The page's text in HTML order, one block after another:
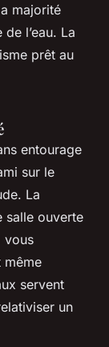
majorité
l’eau. La
prêt au
entourage
sur le
La
salle ouverte
vous
même
servent
un